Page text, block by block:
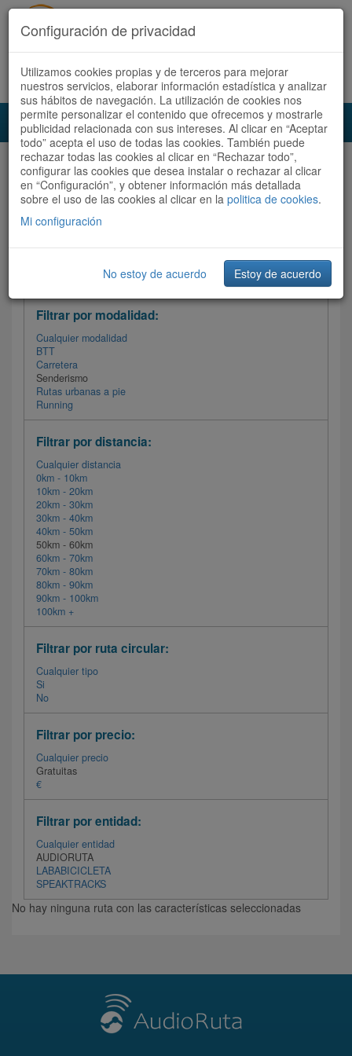
Acceder Registrate ahora Español | Català
Audioruta Todas las rutas
Todas las rutas
Ordenar por: Más recientes /
Filtrar las rutas
Filtrar por modalidad:
Cualquier modalidad
BTT
Carretera
Senderismo
Rutas urbanas a pie
Running
Filtrar por distancia:
Cualquier distancia
0km - 10km
10km - 20km
20km - 30km
30km - 40km
40km - 50km
50km - 60km
60km - 70km
70km - 80km
80km - 90km
90km - 100km
100km +
Filtrar por ruta circular:
Cualquier tipo
Si
No
Filtrar por precio:
Cualquier precio
Gratuitas
€
Filtrar por entidad:
Cualquier entidad
AUDIORUTA
LABABICICLETA
SPEAKTRACKS
No hay ninguna ruta con las características seleccionadas
Configuración de privacidad
Utilizamos cookies propias y de terceros para mejorar
nuestros servicios, elaborar información estadística y analizar
sus hábitos de navegación. La utilización de cookies nos
permite personalizar el contenido que ofrecemos y mostrarle
publicidad relacionada con sus intereses. Al clicar en “Aceptar
todo” acepta el uso de todas las cookies. También puede
rechazar todas las cookies al clicar en “Rechazar todo”,
configurar las cookies que desea instalar o rechazar al clicar
en “Configuración”, y obtener información más detallada
sobre el uso de las cookies al clicar en la politica de cookies.
Mi configuración
No estoy de acuerdo Estoy de acuerdo